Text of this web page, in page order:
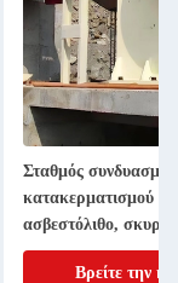
Σταθμός
κατακερματισμού
ασβεστόλιθο,
γρανίτη
Βρείτε την